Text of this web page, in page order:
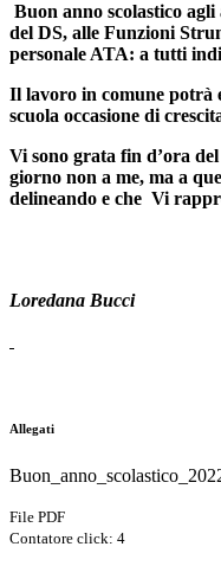
Buon anno scolastico
del DS, alle Funzioni
personale ATA: a tutti
Il lavoro in comune potrà
scuola occasione di
Vi sono grata fin d’ora
giorno non a me, ma a
delineando e che Vi
Loredana Bucci
Allegati
File PDF
Contatore click: 4